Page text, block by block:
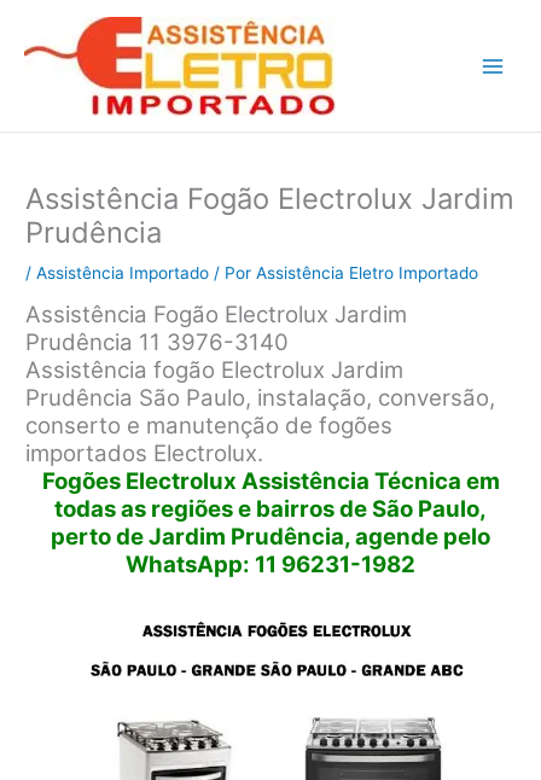
Assistência Fogão Electrolux Jardim
Prudência
/Assistência Importado / PorAssistência Eletro Importado
Assistência Fogão Electrolux Jardim
Prudência 11 3976-3140
Assistência fogão Electrolux Jardim
Prudência São Paulo, instalação, conversão,
conserto e manutenção de fogões
importados Electrolux.
Fogões Electrolux Assistência Técnica em
todas as regiões e bairros de São Paulo,
perto de Jardim Prudência, agende pelo
WhatsApp: 11 96231-1982